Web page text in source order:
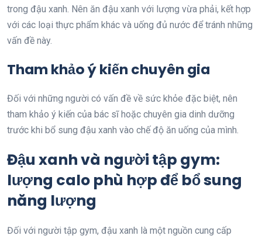
trong đậu xanh. Nên ăn đậu xanh với lượng vừa phải, kết hợp
với các loại thực phẩm khác và uống đủ nước để tránh những
vấn đề này.
Tham khảo ý kiến chuyên gia
Đối với những người có vấn đề về sức khỏe đặc biệt, nên
tham khảo ý kiến của bác sĩ hoặc chuyên gia dinh dưỡng
trước khi bổ sung đậu xanh vào chế độ ăn uống của mình.
Đậu xanh và người tập gym:
lượng calo phù hợp để bổ sung
năng lượng
Đối với người tập gym, đậu xanh là một nguồn cung cấp